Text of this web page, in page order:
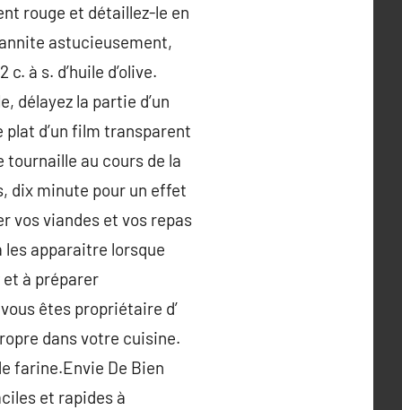
rouge et détaillez-le en
astucieusement,
à s. d’huile d’olive.
délayez la partie d’un
d’un film transparent
tournaille au cours de la
dix minute pour un effet
vos viandes et vos repas
les apparaitre lorsque
et à préparer
êtes propriétaire d’
dans votre cuisine.
farine.Envie De Bien
et rapides à